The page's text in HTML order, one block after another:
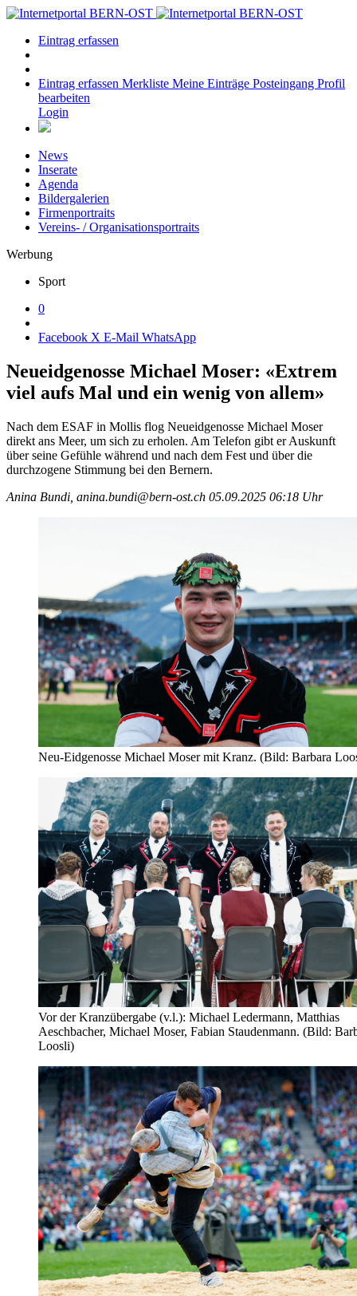
Eintrag erfassen
Eintrag erfassen Merkliste Meine Einträge Posteingang Profil
bearbeiten
Login
News
Inserate
Agenda
Bildergalerien
Firmenportraits
Vereins- / Organisationsportraits
Werbung
Sport
0
Facebook X E-Mail WhatsApp
Neueidgenosse Michael Moser: «Extrem
viel aufs Mal und ein wenig von allem»
Nach dem ESAF in Mollis flog Neueidgenosse Michael Moser
direkt ans Meer, um sich zu erholen. Am Telefon gibt er Auskunft
über seine Gefühle während und nach dem Fest und über die
durchzogene Stimmung bei den Bernern.
Anina Bundi, anina.bundi@bern-ost.ch 05.09.2025 06:18 Uhr
Neu-Eidgenosse Michael Moser mit Kranz. (Bild: Barbara
Vor der Kranzübergabe (v.l.): Michael Ledermann, Matthias
Aeschbacher, Michael Moser, Fabian Staudenmann. (Bild:
Loosli)